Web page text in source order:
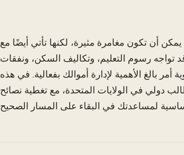
أن تكون مغامرة مثيرة، لكنها تأتي أيضًا مع
تواجه رسوم التعليم، وتكاليف السكن، ونفقات
أمر بالغ الأهمية لإدارة أموالك بفعالية. في هذه
دولي في الولايات المتحدة، مع تغطية نصائح